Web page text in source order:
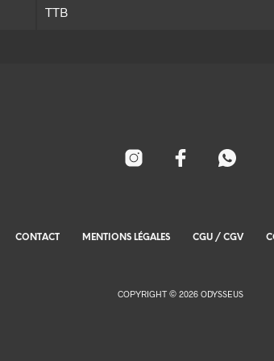
TTB
CONTACT MENTIONS LÉGALES CGU / CGV
COPYRIGHT © 2026 ODYSSEUS